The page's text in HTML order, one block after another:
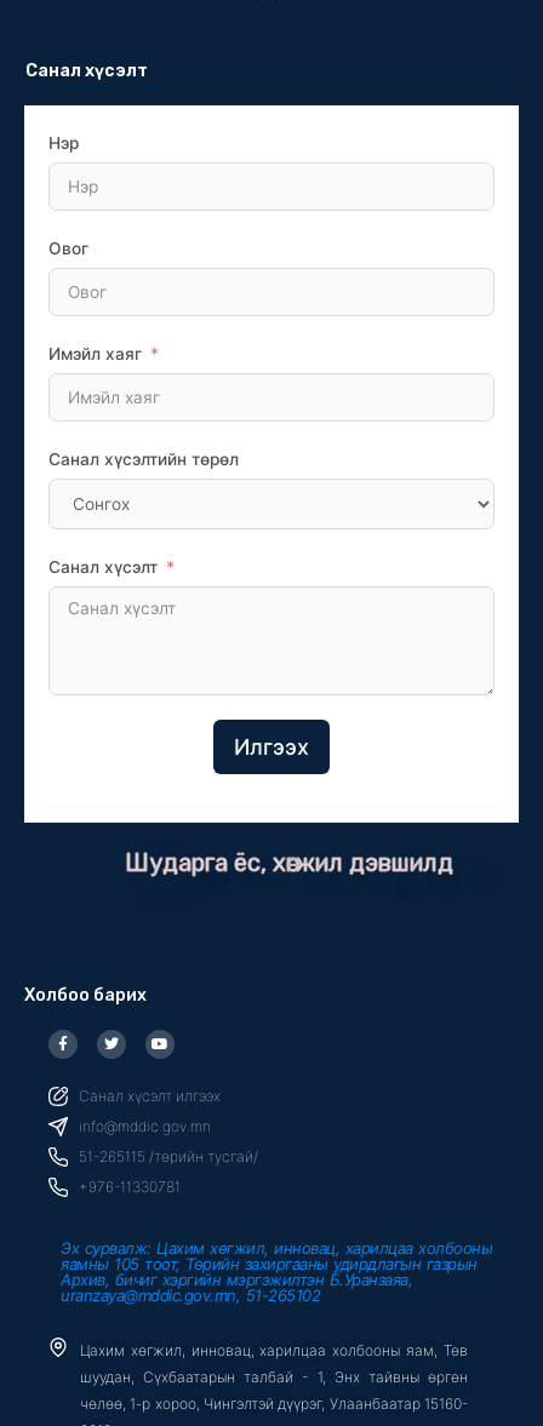
Санал хүсэлт
Нэр
Овог
Имэйл хаяг
Санал хүсэлтийн төрөл
Санал хүсэлт
Илгээх
Шударга ёс, хөгжил дэвшилд
Холбоо барих
F
a
c
b
o
o
k
f
T
w
i
t
r
Y
o
u
u
e
Санал хүсэлт илгээх
info@mddic.gov.mn
51-265115 /төрийн тусгай/
+976-11330781
Эх сурвалж: Цахим хөгжил, инновац, харилцаа холбооны
яамны 105 тоот, Төрийн захиргааны удирдлагын газрын
Архив, бичиг хэргийн мэргэжилтэн Б.Уранзаяа,
uranzaya@mddic.gov.mn, 51-265102
Цахим хөгжил, инновац, харилцаа холбооны яам, Төв
шуудан, Сүхбаатарын талбай - 1, Энх тайвны өргөн
чөлөө, 1-р хороо, Чингэлтэй дүүрэг, Улаанбаатар 15160-